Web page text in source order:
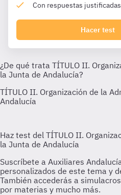
Con respuestas justificadas
Hacer test